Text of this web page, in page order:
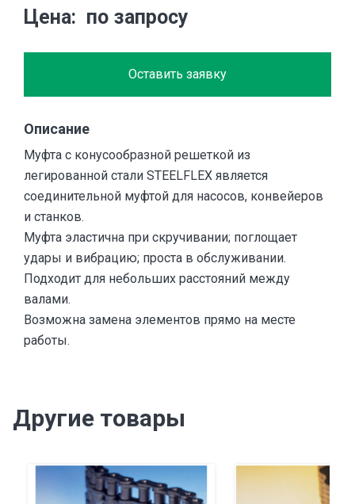
Цена по запросу
Оставить заявку
Описание
Муфта с конусообразной решеткой из
легированной стали STEELFLEX является
соединительной муфтой для насосов, конвейеров
и станков.
Муфта эластична при скручивании; поглощает
удары и вибрацию; проста в обслуживании.
Подходит для небольших расстояний между
валами.
Возможна замена элементов прямо на месте
работы.
Другие товары